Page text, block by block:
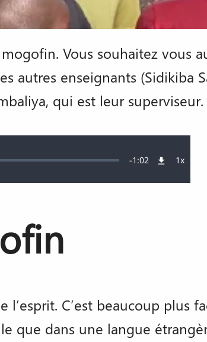
Vous souhaitez vous
autres enseignants (Sidikiba
qui est leur superviseur.
Remaining
Time
-1:02 1xVitesse
lecture
C’est beaucoup plus
que dans une langue